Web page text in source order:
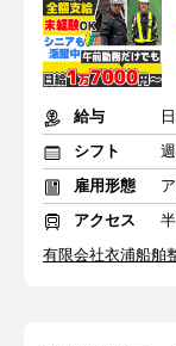
給与
シフト
雇用形態
アクセス
有限会社衣浦船舶